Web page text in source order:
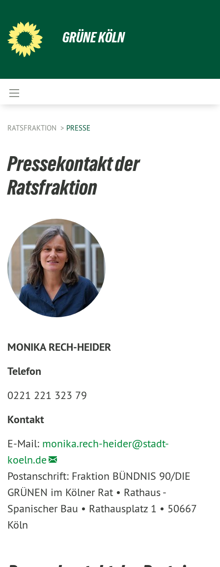
GRÜNE KÖLN
RATSFRAKTION PRESSE
Pressekontakt der
Ratsfraktion
MONIKA RECH-HEIDER
Telefon
0221 221 323 79
Kontakt
E-Mail: monika.rech-heider@stadt-
koeln.de
Postanschrift: Fraktion BÜNDNIS 90/DIE
GRÜNEN im Kölner Rat • Rathaus -
Spanischer Bau • Rathausplatz 1 • 50667
Köln